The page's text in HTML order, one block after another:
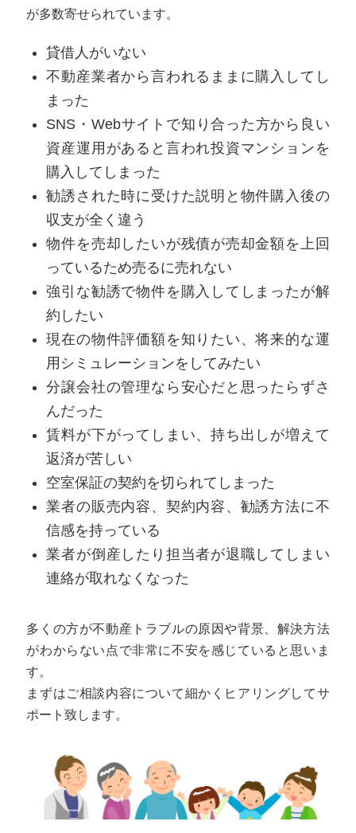
が多数寄せられています。
貸借人がいない
不動産業者から言われるままに購入してし
まった
SNS・Webサイトで知り合った方から良い
資産運用があると言われ投資マンションを
購入してしまった
勧誘された時に受けた説明と物件購入後の
収支が全く違う
物件を売却したいが残債が売却金額を上回
っているため売るに売れない
強引な勧誘で物件を購入してしまったが解
約したい
現在の物件評価額を知りたい、将来的な運
用シミュレーションをしてみたい
分譲会社の管理なら安心だと思ったらずさ
んだった
賃料が下がってしまい、持ち出しが増えて
返済が苦しい
空室保証の契約を切られてしまった
業者の販売内容、契約内容、勧誘方法に不
信感を持っている
業者が倒産したり担当者が退職してしまい
連絡が取れなくなった
多くの方が不動産トラブルの原因や背景、解決方法
がわからない点で非常に不安を感じていると思いま
す。
まずはご相談内容について細かくヒアリングしてサ
ポート致します。